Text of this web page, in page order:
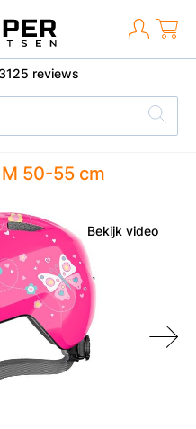
3125 reviews
50-55 cm
Bekijk video